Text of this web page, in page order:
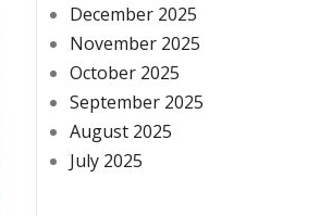
December 2025
November 2025
October 2025
September 2025
August 2025
July 2025